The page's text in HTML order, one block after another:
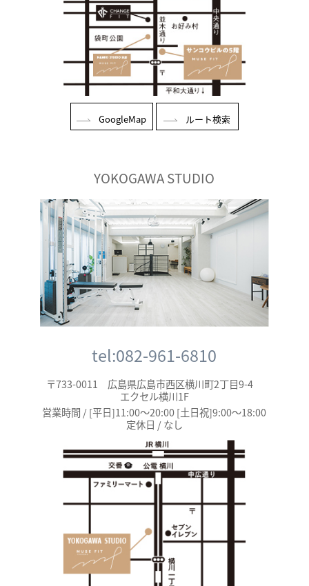
GoogleMap ルート検索
YOKOGAWA STUDIO
tel:082-961-6810
〒733-0011 広島県広島市西区横川町2丁目9-4
エクセル横川1F
営業時間 / [平日]11:00～20:00 [土日祝]9:00～18:00
定休日 / なし